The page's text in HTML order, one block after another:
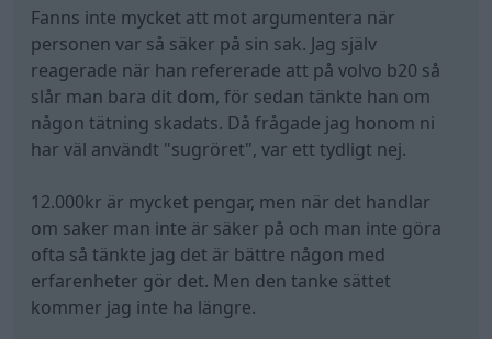
blottar
ventil styrningen med fritt blås för oljan att
rinna ner i styrningen.
De få gångerna man lämnar bilen på verkstad så
brukar man väl betala samband man får
nycklarna? Alltid gjort så och haft stor
förtroende för denna verkstad tidigare.
När en av personal pratade hur man gör. på en
volvo b20, och sedan han själv undra om inte
någon ventiltätning gått sönder. Då ifrågasätte
jag honom om de användt sugröret/hylsan över
ventilskaftet, men hen nekade att det behövs.
Man trycker bara tätningen över.
frågade du inte han om varför dom skickar med
muskondomen ? tror inte dom gör det för skoj.
låsspåren kan ha rätt vassa kanter som river itu
tätningen. jag använder alltid den o sparrar den till
när man får ett kitt utan. du kan ju meka. så varför
plocka bort ventil kåporna o kolla va som har hänt o
göra om. om det inte är tätningarna så är det inte
verkstans fel den ryker, då är det lagen om allt
jävelskap o tyvärr har nåt hänt samtidigt som dom
har haft bilen. håller med mossan det ryker jävligt
Fanns inte mycket att mot argumentera när
personen var så säker på sin sak. Jag själv
reagerade när han refererade att på volvo b20 så
slår man bara dit dom, för sedan tänkte han om
någon tätning skadats. Då frågade jag honom ni
har väl användt "sugröret", var ett tydligt nej.
12.000kr är mycket pengar, men när det handlar
om saker man inte är säker på och man inte göra
ofta så tänkte jag det är bättre någon med
erfarenheter gör det. Men den tanke sättet
kommer jag inte ha längre.